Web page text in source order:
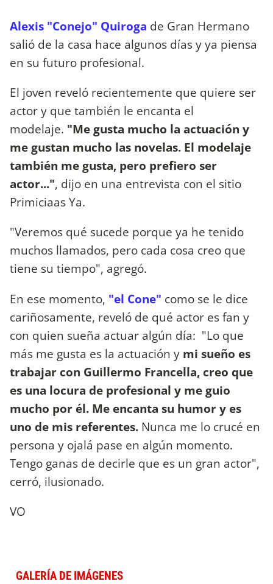
Alexis "Conejo" Quiroga de Gran Hermano
salió de la casa hace algunos días y ya piensa
en su futuro profesional.
El joven reveló recientemente que quiere ser
actor y que también le encanta el
modelaje. "Me gusta mucho la actuación y
me gustan mucho las novelas. El modelaje
también me gusta, pero prefiero ser
actor...", dijo en una entrevista con el sitio
Primiciaas Ya.
"Veremos qué sucede porque ya he tenido
muchos llamados, pero cada cosa creo que
tiene su tiempo", agregó.
En ese momento, "el Cone" como se le dice
cariñosamente, reveló de qué actor es fan y
con quien sueña actuar algún día: "Lo que
más me gusta es la actuación y mi sueño es
trabajar con Guillermo Francella, creo que
es una locura de profesional y me guio
mucho por él. Me encanta su humor y es
uno de mis referentes. Nunca me lo crucé en
persona y ojalá pase en algún momento.
Tengo ganas de decirle que es un gran actor",
cerró, ilusionado.
VO
GALERÍA DE IMÁGENES